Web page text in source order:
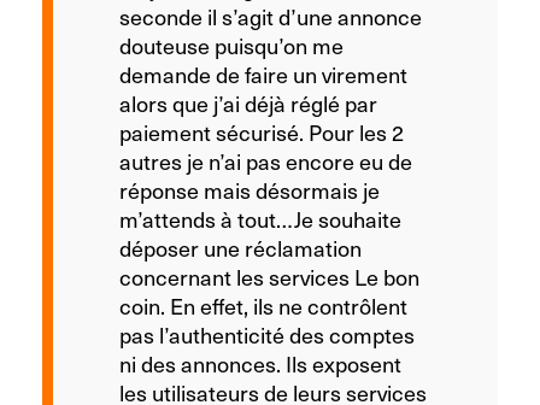
seconde il s’agit d’une annonce
douteuse puisqu’on me
demande de faire un virement
alors que j’ai déjà réglé par
paiement sécurisé. Pour les 2
autres je n’ai pas encore eu de
réponse mais désormais je
m’attends à tout…Je souhaite
déposer une réclamation
concernant les services Le bon
coin. En effet, ils ne contrôlent
pas l’authenticité des comptes
ni des annonces. Ils exposent
les utilisateurs de leurs services